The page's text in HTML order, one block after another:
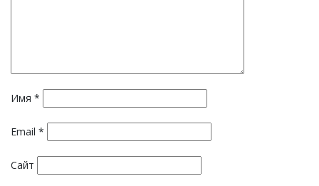
Имя *
Email *
Сайт